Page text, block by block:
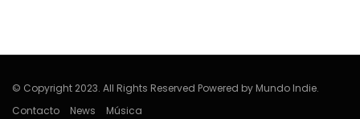
© Copyright 2023. All Rights Reserved Powered by Mundo Indie.
Contacto
News Música